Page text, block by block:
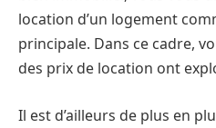
location d’un logement
principale. Dans ce cadre,
des prix de location ont
Il est d’ailleurs de plus en